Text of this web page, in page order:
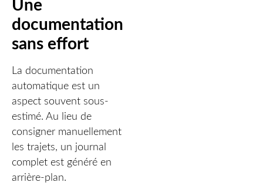
Une
documentation
sans effort
La documentation
automatique est un
aspect souvent sous-
estimé. Au lieu de
consigner manuellement
les trajets, un journal
complet est généré en
arrière-plan.